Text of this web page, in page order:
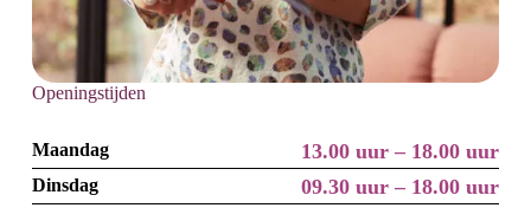
Openingstijden
Maandag 13.00 uur – 18.00 uur
Dinsdag 09.30 uur – 18.00 uur